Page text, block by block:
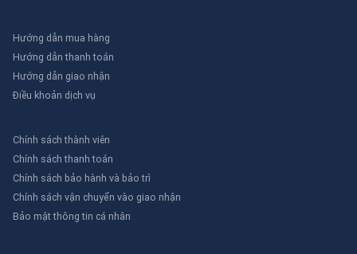
Hướng dẫn mua hàng
Hướng dẫn thanh toán
Hướng dẫn giao nhận
Điều khoản dịch vụ
Chính sách thành viên
Chính sách thanh toán
Chính sách bảo hành và bảo trì
Chính sách vận chuyển vào giao nhận
Bảo mật thông tin cá nhân